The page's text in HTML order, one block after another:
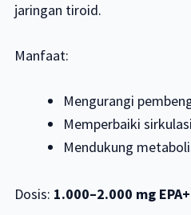
jaringan tiroid.
Manfaat:
Mengurangi
Memperbaiki
Mendukung
Dosis: 1.000–2.000 mg